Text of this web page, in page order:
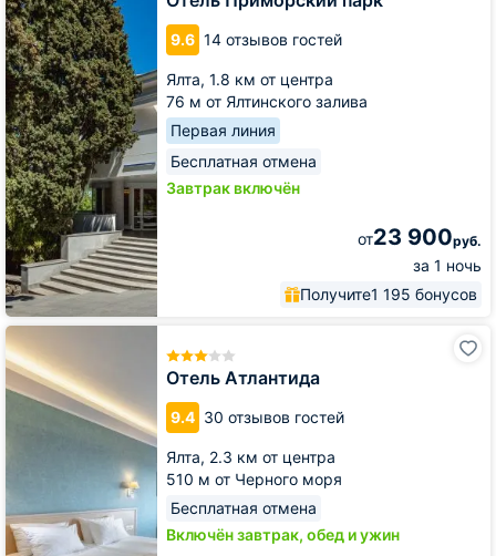
9.6 14 отзывов гостей
Ялта, 1.8 км от центра
76 м от Ялтинского залива
Первая линия
Бесплатная отмена
Завтрак включён
от23 900руб.
за 1 ночь
Получите1 195 бонусов
Отель Атлантида
9.4 30 отзывов гостей
Ялта, 2.3 км от центра
510 м от Черного моря
Бесплатная отмена
Включён завтрак, обед и ужин
Отель
Атлантида